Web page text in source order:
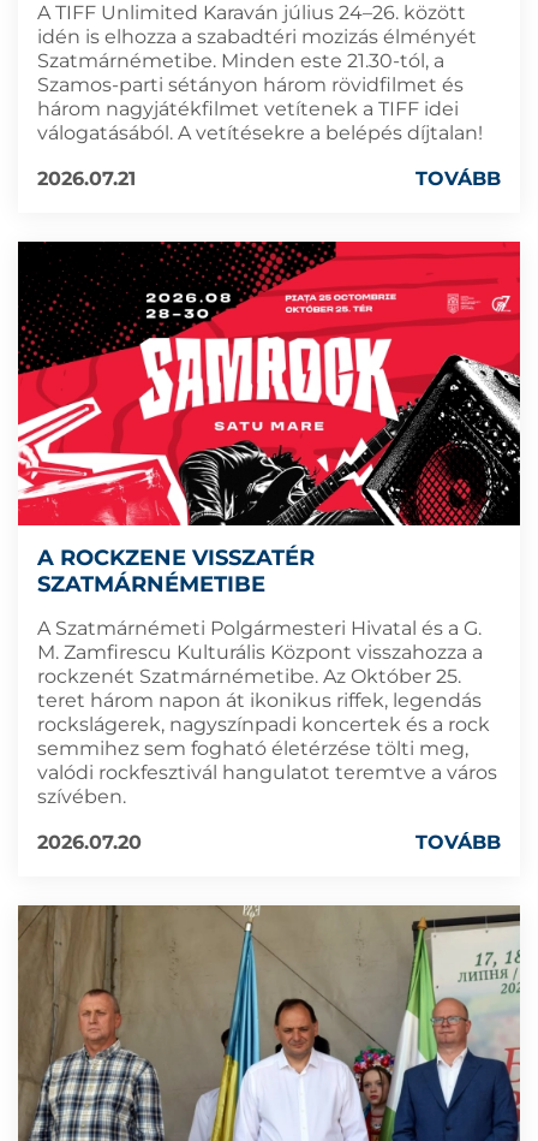
A TIFF Unlimited Karaván július 24–26. között
idén is elhozza a szabadtéri mozizás élményét
Szatmárnémetibe. Minden este 21.30-tól, a
Szamos-parti sétányon három rövidfilmet és
három nagyjátékfilmet vetítenek a TIFF idei
válogatásából. A vetítésekre a belépés díjtalan!
2026.07.21
TOVÁBB
A ROCKZENE VISSZATÉR
SZATMÁRNÉMETIBE
A Szatmárnémeti Polgármesteri Hivatal és a G.
M. Zamfirescu Kulturális Központ visszahozza a
rockzenét Szatmárnémetibe. Az Október 25.
teret három napon át ikonikus riffek, legendás
rockslágerek, nagyszínpadi koncertek és a rock
semmihez sem fogható életérzése tölti meg,
valódi rockfesztivál hangulatot teremtve a város
szívében.
2026.07.20
TOVÁBB